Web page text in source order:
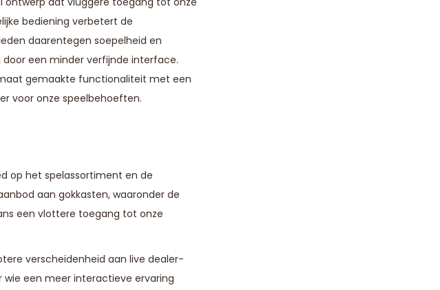
bediening verbetert de
daarentegen soepelheid en
een minder verfijnde interface.
gemaakte functionaliteit met een
voor onze speelbehoeften.
op het spelassortiment en de
aan gokkasten, waaronder de
een vlottere toegang tot onze
verscheidenheid aan live dealer-
een meer interactieve ervaring